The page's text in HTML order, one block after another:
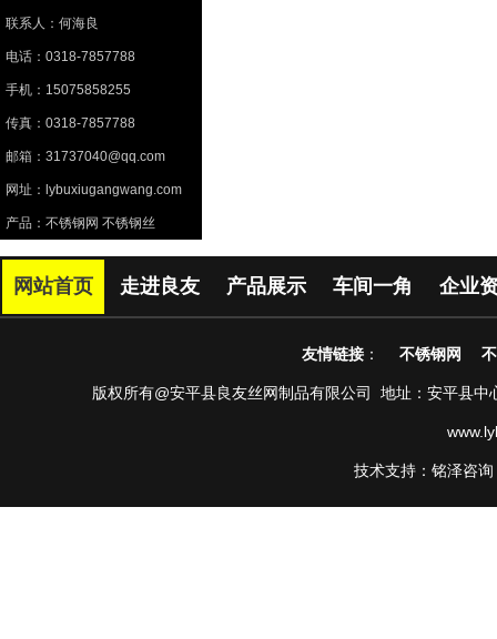
联系人：何海良
电话：0318-7857788
手机：15075858255
传真：0318-7857788
邮箱：31737040@qq.com
网址：lybuxiugangwang.com
产品：不锈钢网 不锈钢丝
网站首页 走进良友 产品展示 车间一角 企业
友情链接 ： 不锈钢网
版权所有@安平县良友丝网制品有限公司 地址：安平县
技术支持：铭泽咨